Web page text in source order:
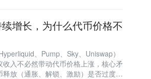
增长，为什么代币价格不
、Pump、Sky、Uniswap）
入不必然带动代币价格上涨，核心矛
放（通胀、解锁、激励）是否过度稀